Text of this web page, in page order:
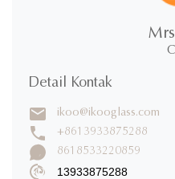
Detail Kontak
ikoo@ikooglass.com
+8613933875288
8618533220859
13933875288